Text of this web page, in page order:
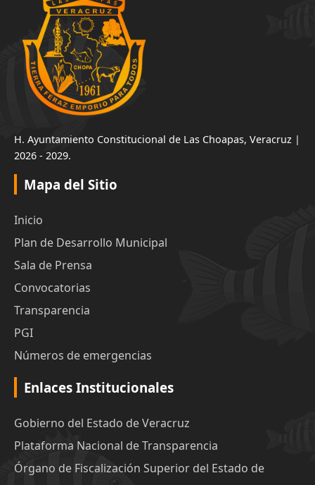
H. Ayuntamiento Constitucional de Las Choapas, Veracruz |
2026 - 2029.
Mapa del Sitio
Inicio
Plan de Desarrollo Municipal
Sala de Prensa
Convocatorias
Transparencia
PGI
Números de emergencias
Enlaces Institucionales
Gobierno del Estado de Veracruz
Plataforma Nacional de Transparencia
Órgano de Fiscalización Superior del Estado de